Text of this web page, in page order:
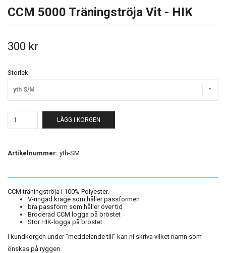
CCM 5000 Träningströja Vit - HIK
300 kr
Storlek
yth S/M
LÄGG I KORGEN
Artikelnummer: yth-SM
CCM träningströja i 100% Polyester.
V-ringad krage som håller passformen
bra passform som håller över tid
Broderad CCM logga på bröstet
Stor HIK-logga på bröstet
I kundkorgen under "meddelande till" kan ni skriva vilket namn som
önskas på ryggen